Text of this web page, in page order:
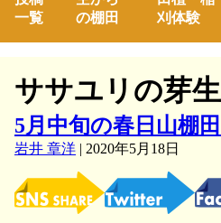
一覧
の棚田
刈体験
ササユリの芽生
5月中旬の春日山棚
岩井 章洋 | 2020年5月18日